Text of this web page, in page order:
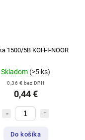
1500/5B KOH-I-NOOR
Skladom (>5 ks)
0,36 € bez DPH
0,44 €
Do košíka